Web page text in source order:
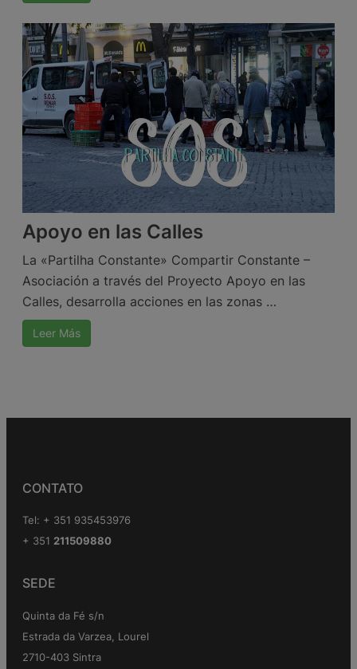
Apoyo en las Calles
La «Partilha Constante» Compartir Constante –
Asociación a través del Proyecto Apoyo en las
Calles, desarrolla acciones en las zonas …
Leer Más
CONTATO
Tel: + 351 935453976
+ 351 211509880
SEDE
Quinta da Fé s/n
Estrada da Varzea, Lourel
2710-403 Sintra